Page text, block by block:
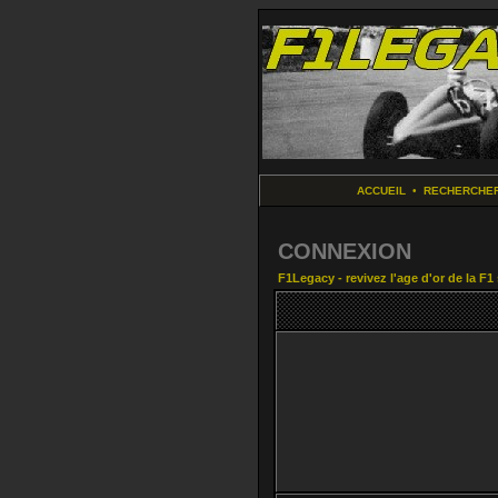
ACCUEIL •
CONNEXION
F1Legacy - revivez l'age d'or de la